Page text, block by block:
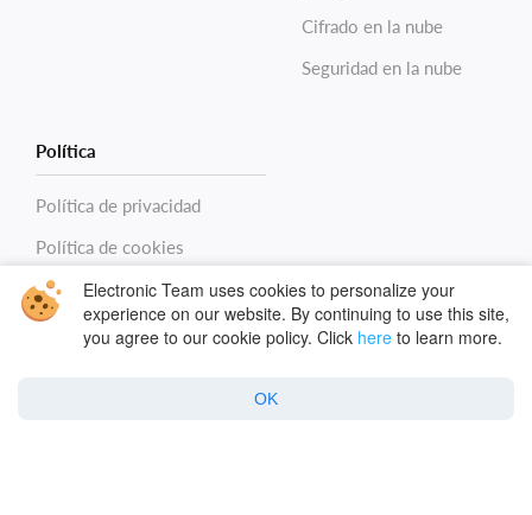
Cifrado en la nube
Seguridad en la nube
Política
Política de privacidad
Política de cookies
CondicionesElectronic Team uses cookies to personalize your
experience on our website. By continuing to use this site,
you agree to our cookie policy. Click here to learn more.
OK